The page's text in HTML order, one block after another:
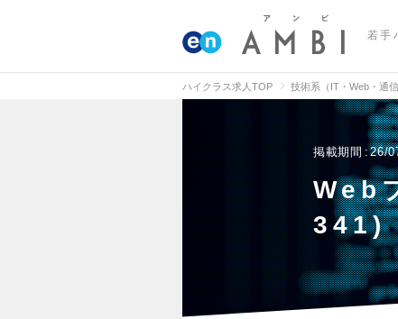
若手
ハイクラス求人TOP 技術系（IT・Web・通
掲載期間 26/
Web
341)